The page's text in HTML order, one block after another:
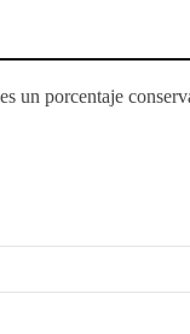
porcentaje